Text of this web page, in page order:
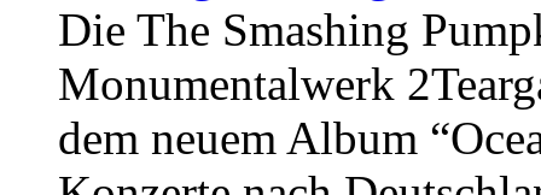
Die The Smashing
Monumentalwerk
dem neuem Album